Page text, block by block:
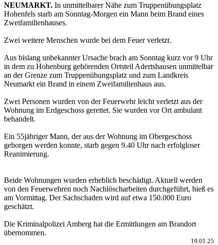
NEUMARKT. In unmittelbarer Nähe zum Truppenübungsplatz
Hohenfels starb am Sonntag-Morgen ein Mann beim Brand eines
Zweifamilienhauses.
Zwei weitere Menschen wurde bei dem Feuer verletzt.
Aus bislang unbekannter Ursache brach am Sonntag kurz vor 9 Uhr
in dem zu Hohenburg gehörenden Ortsteil Adertshausen unmittelbar
an der Grenze zum Truppenübungsplatz und zum Landkreis
Neumarkt ein Brand in einem Zweifamilienhaus aus.
Zwei Personen wurden von der Feuerwehr leicht verletzt aus der
Wohnung im Erdgeschoss gerettet. Sie wurden vor Ort ambulant
behandelt.
Ein 55jähriger Mann, der aus der Wohnung im Obergeschoss
geborgen werden konnte, starb gegen 9.40 Uhr nach erfolgloser
Reanimierung.
Beide Wohnungen wurden erheblich beschädigt. Aktuell werden
von den Feuerwehren noch Nachlöscharbeiten durchgeführt, hieß es
am Vormittag. Der Sachschaden wird auf etwa 150.000 Euro
geschätzt.
Die Kriminalpolizei Amberg hat die Ermittlungen am Brandort
übernommen.
19.01.25